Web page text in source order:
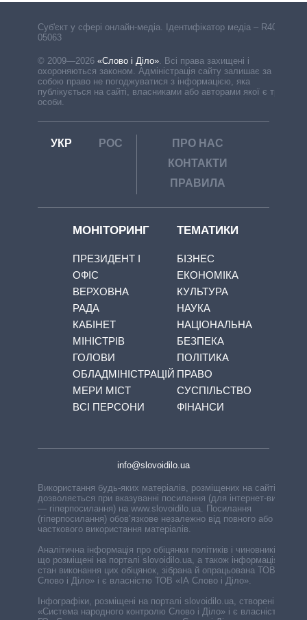
Cуб'єкт у сфері онлайн-медіа. Ідентифікатор медіа – R40-
05063
© 2009—2026 «Слово і Діло». Всі права захищені і
охороняються законом. Адміністрація сайту залишає за
собою право не погоджуватися з інформацією, яка
публікується на сайті, власниками або авторами якої є треті
особи.
УКР РОС
ПРО НАС
КОНТАКТИ
ПРАВИЛА
МОНІТОРИНГ
ПРЕЗИДЕНТ І
ОФІС
ВЕРХОВНА
РАДА
КАБІНЕТ
МІНІСТРІВ
ГОЛОВИ
ОБЛАДМІНІСТРАЦІЙ
МЕРИ МІСТ
ВСІ ПЕРСОНИ
ТЕМАТИКИ
БІЗНЕС
ЕКОНОМІКА
КУЛЬТУРА
НАУКА
НАЦІОНАЛЬНА
БЕЗПЕКА
ПОЛІТИКА
ПРАВО
СУСПІЛЬСТВО
ФІНАНСИ
info@slovoidilo.ua
Використання будь-яких матеріалів, розміщених на сайті,
дозволяється при вказуванні посилання (для інтернет-видань
— гіперпосилання) на www.slovoidilo.ua. Посилання
(гіперпосилання) обов’язкове незалежно від повного або
часткового використання матеріалів.
Аналітична інформація про обіцянки політиків і чиновників,
що розміщені на порталі slovoidilo.ua, а також інформація про
стан виконання цих обіцянок, зібрана й опрацьована ТОВ «ІА
Слово і Діло» і є власністю ТОВ «ІА Слово і Діло».
Інфографіки, розміщені на порталі slovoidilo.ua, створені ГО
«Система народного контролю Слово і Діло» і є власністю